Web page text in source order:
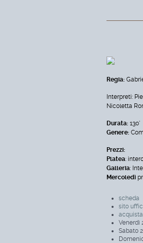
Regia:
Interpreti:
Nicoletta
Durata: 130'
Genere:
Prezzi:
Platea:
Galleria:
Mercoledì
scheda
sito
Venerdì
Sabato